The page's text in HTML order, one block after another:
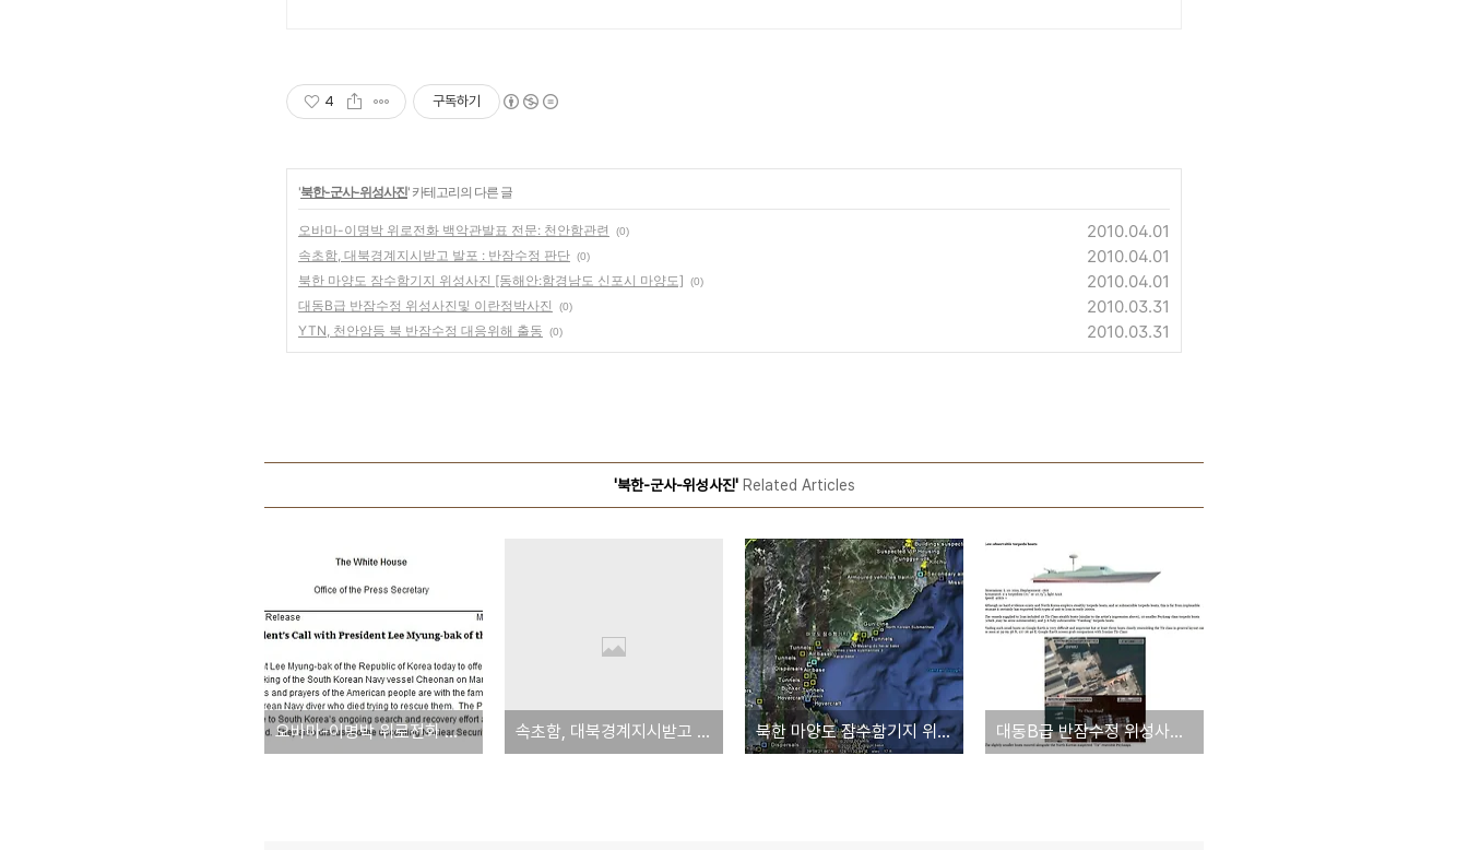
4 구독하기
'북한-군사-위성사진' 카테고리의 다른 글
오바마-이명박 위로전화 백악관발표 전문: 천안함관련 (0) 2010.04.01
속초함, 대북경계지시받고 발포 : 반잠수정 판단 (0) 2010.04.01
북한 마양도 잠수함기지 위성사진 [동해안:함경남도 신포시 마양도] (0) 2010.04.01
대동B급 반잠수정 위성사진및 이란정박사진 (0) 2010.03.31
YTN, 천안암등 북 반잠수정 대응위해 출동 (0) 2010.03.31
'북한-군사-위성사진'Related Articles
오바마-이명박 위로전화 백악관발표 전문: 천안함관련 속초함, 대북경계지시받고 발포 : 반잠수정 판단 북한 마양도 잠수함기지 위성사진 [동해안:함경남도 신포시 마양도] 대동B급 반잠수정 위성사진및 이란정박사진